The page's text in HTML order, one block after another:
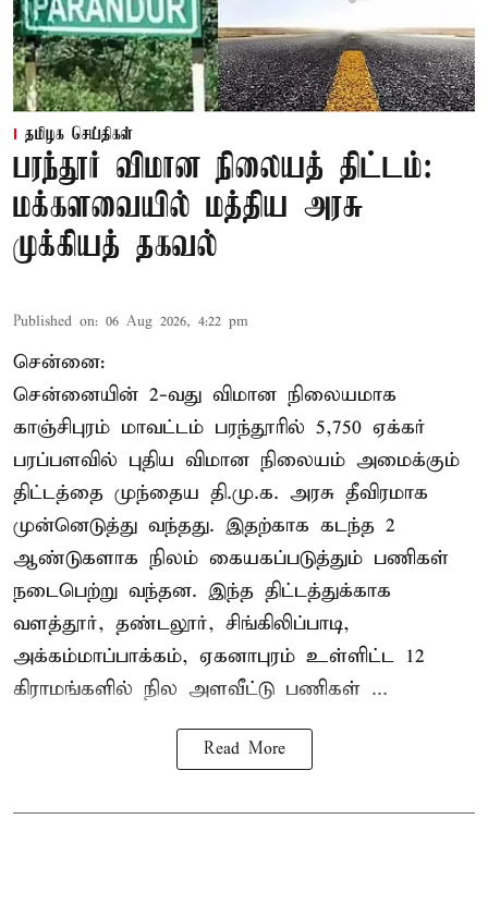
தமிழக செய்திகள்
பரந்தூர் விமான நிலையத் திட்டம்:
மக்களவையில் மத்திய அரசு
முக்கியத் தகவல்
Published on: 06 Aug 2026, 4:22 pm
சென்னை:
சென்னையின் 2-வது விமான நிலையமாக
காஞ்சிபுரம் மாவட்டம் பரந்தூரில் 5,750 ஏக்கர்
பரப்பளவில் புதிய விமான நிலையம் அமைக்கும்
திட்டத்தை முந்தைய தி.மு.க. அரசு தீவிரமாக
முன்னெடுத்து வந்தது. இதற்காக கடந்த 2
ஆண்டுகளாக நிலம் கையகப்படுத்தும் பணிகள்
நடைபெற்று வந்தன. இந்த திட்டத்துக்காக
வளத்தூர், தண்டலூர், சிங்கிலிப்பாடி,
அக்கம்மாப்பாக்கம், ஏகனாபுரம் உள்ளிட்ட 12
கிராமங்களில் நில அளவீட்டு பணிகள் ...
Read More